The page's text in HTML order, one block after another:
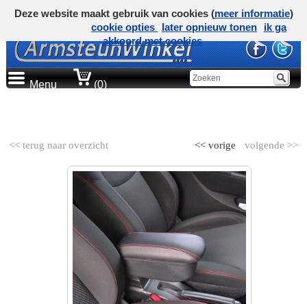
Menu (0)
<< terug naar overzicht volgende >>
<< vorige
Deze website maakt gebruik van cookies (meer informatie)
cookie opties
later opnieuw tonen
ik ga
akkoord met cookies